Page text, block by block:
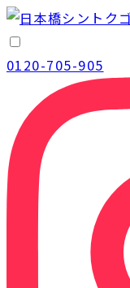
0120-705-905